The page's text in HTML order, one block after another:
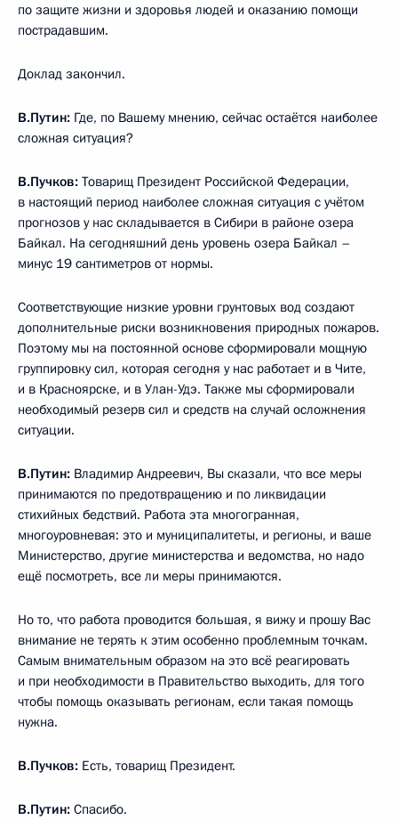
по защите жизни и здоровья людей и оказанию помощи
пострадавшим.
Доклад закончил.
В.Путин: Где, по Вашему мнению, сейчас остаётся наиболее
сложная ситуация?
В.Пучков: Товарищ Президент Российской Федерации,
в настоящий период наиболее сложная ситуация с учётом
прогнозов у нас складывается в Сибири в районе озера
Байкал. На сегодняшний день уровень озера Байкал –
минус 19 сантиметров от нормы.
Соответствующие низкие уровни грунтовых вод создают
дополнительные риски возникновения природных пожаров.
Поэтому мы на постоянной основе сформировали мощную
группировку сил, которая сегодня у нас работает и в Чите,
и в Красноярске, и в Улан-Удэ. Также мы сформировали
необходимый резерв сил и средств на случай осложнения
ситуации.
В.Путин: Владимир Андреевич, Вы сказали, что все меры
принимаются по предотвращению и по ликвидации
стихийных бедствий. Работа эта многогранная,
многоуровневая: это и муниципалитеты, и регионы, и ваше
Министерство, другие министерства и ведомства, но надо
ещё посмотреть, все ли меры принимаются.
Но то, что работа проводится большая, я вижу и прошу Вас
внимание не терять к этим особенно проблемным точкам.
Самым внимательным образом на это всё реагировать
и при необходимости в Правительство выходить, для того
чтобы помощь оказывать регионам, если такая помощь
нужна.
В.Пучков: Есть, товарищ Президент.
В.Путин: Спасибо.